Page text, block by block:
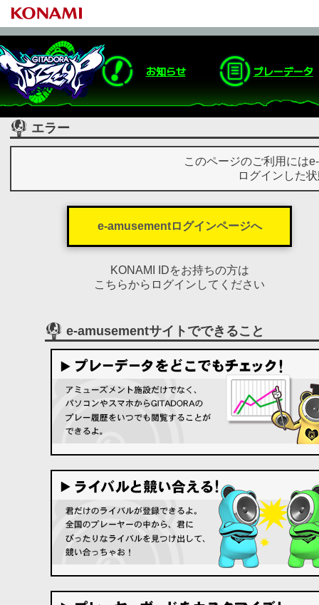
お知らせ プレーデータ
エラー
このページのご利用には
ログインした
e-amusementログインページへ
KONAMI IDをお持ちの方は
こちらからログインしてください
e-amusementサイトでできること